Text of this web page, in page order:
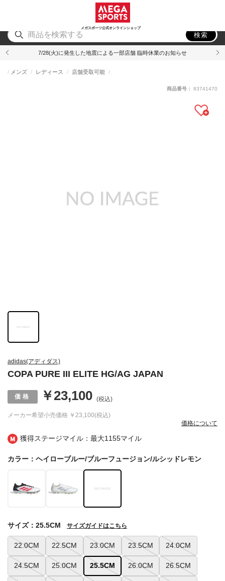
メガスポーツ公式オンラインショップ
アウトドア
検索
7/28(火)に発生した地震による一部店舗 臨時休業のお知らせ
獲得ステージマイル：最大1155マイル
adidas(アディダス)
COPA PURE III ELITE HG/AG JAPAN
メンズ レディース 店舗受取可能
メーカー希望小売価格 ￥23,100(税込)
￥23,100 (税込)
価格について
商品番号： 83741470
カラー：ヘイローブルー/ブルーフュージョン/ルシッドレモン
22.0CM 22.5CM 23.0CM 23.5CM 24.0CM
24.5CM 25.0CM 25.5CM 26.0CM 26.5CM
サイズ：25.5CM サイズガイドはこちら